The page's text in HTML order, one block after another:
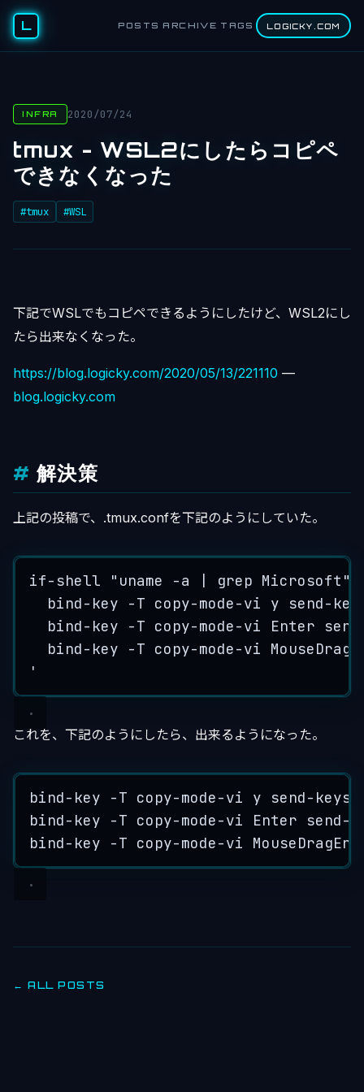
L POSTS ARCHIVE TAGS LOGICKY.COM
INFRA 2020/07/24
tmux - WSL2にしたらコピペ
できなくなった
#tmux #WSL
下記でWSLでもコピペできるようにしたけど、WSL2にし
たら出来なくなった。
https://blog.logicky.com/2020/05/13/221110 —
blog.logicky.com
解決策
上記の投稿で、.tmux.confを下記のようにしていた。
if-shell "uname -a | grep
bind-key -T copy-mode-vi y send-
bind-key -T copy-mode-vi Enter
bind-key -T copy-mode-vi
'
これを、下記のようにしたら、出来るようになった。
bind-key -T copy-mode-vi y send-
bind-key -T copy-mode-vi Enter
bind-key -T copy-mode-vi
← ALL POSTS